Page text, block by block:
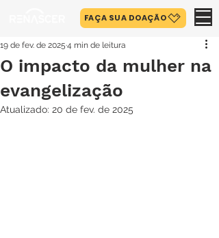
FAÇA SUA DOAÇÃO
O impacto da mulher na
evangelização
19 de fev. de 2025 4 min de leitura
Atualizado: 20 de fev. de 2025